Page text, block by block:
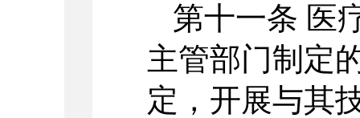
第十一条 医
主管部门制定
定，开展与其